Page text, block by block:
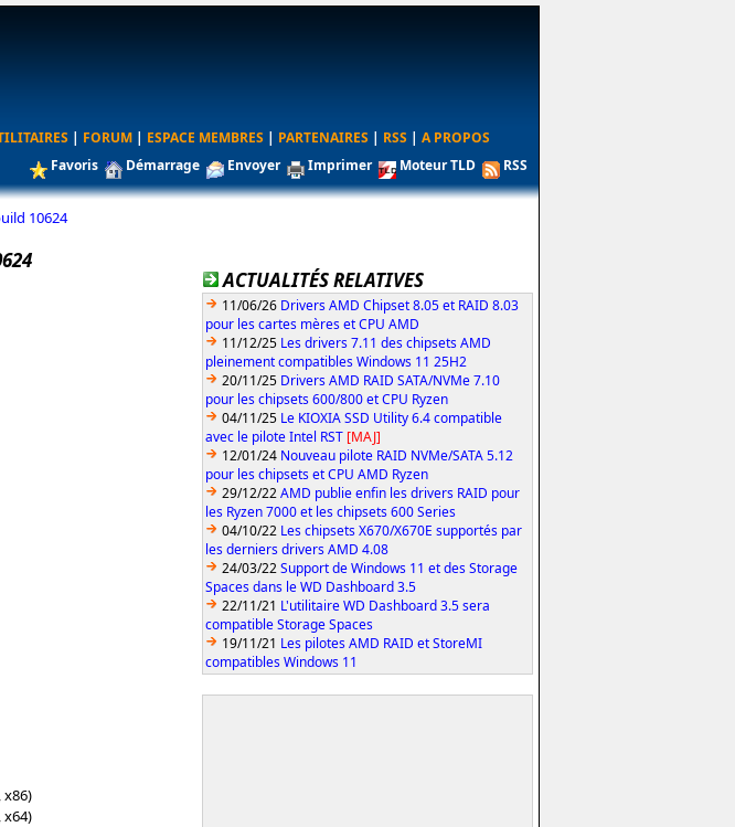
| FORUM | ESPACE MEMBRES | PARTENAIRES | RSS | A PROPOS
Favoris Démarrage Envoyer Imprimer Moteur TLD RSS
10624
x86)
x64)
ACTUALITÉS RELATIVES
11/06/26 Drivers AMD Chipset 8.05 et RAID 8.03
pour les cartes mères et CPU AMD
11/12/25 Les drivers 7.11 des chipsets AMD
pleinement compatibles Windows 11 25H2
20/11/25 Drivers AMD RAID SATA/NVMe 7.10
pour les chipsets 600/800 et CPU Ryzen
04/11/25 Le KIOXIA SSD Utility 6.4 compatible
avec le pilote Intel RST [MAJ]
12/01/24 Nouveau pilote RAID NVMe/SATA 5.12
pour les chipsets et CPU AMD Ryzen
29/12/22AMD publie enfin les drivers RAID pour
les Ryzen 7000 et les chipsets 600 Series
04/10/22 Les chipsets X670/X670E supportés par
les derniers drivers AMD 4.08
24/03/22Support de Windows 11 et des Storage
Spaces dans le WD Dashboard 3.5
22/11/21 L'utilitaire WD Dashboard 3.5 sera
compatible Storage Spaces
19/11/21 Les pilotes AMD RAID et StoreMI
compatibles Windows 11